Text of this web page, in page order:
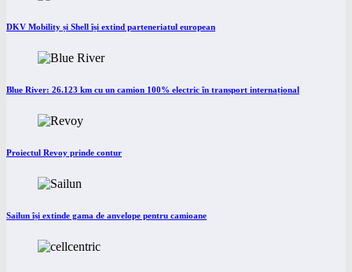
DKV Mobility și Shell își extind parteneriatul european
Blue River: 26.123 km cu un camion 100% electric în transport internațional
Proiectul Revoy prinde contur
Sailun își extinde gama de anvelope pentru camioane